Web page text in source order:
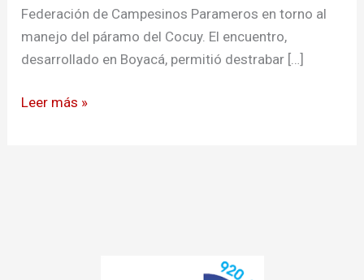
Federación de Campesinos Parameros en torno al
manejo del páramo del Cocuy. El encuentro,
desarrollado en Boyacá, permitió destrabar […]
Leer más »